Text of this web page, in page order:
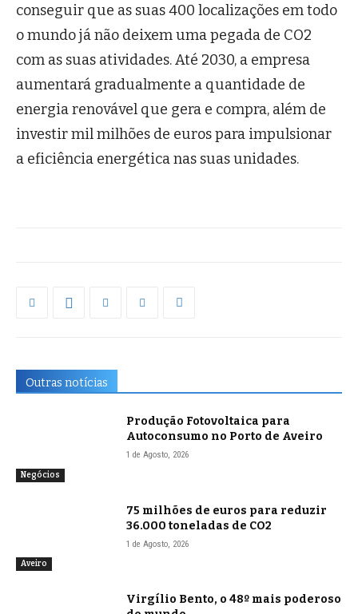
conseguir que as suas 400 localizações em todo
o mundo já não deixem uma pegada de CO2
com as suas atividades. Até 2030, a empresa
aumentará gradualmente a quantidade de
energia renovável que gera e compra, além de
investir mil milhões de euros para impulsionar
a eficiência energética nas suas unidades.
Outras notícias
Negócios
Produção Fotovoltaica para
Autoconsumo no Porto de Aveiro
1 de Agosto, 2026
Aveiro
75 milhões de euros para reduzir
36.000 toneladas de CO2
1 de Agosto, 2026
Virgílio Bento, o 48º mais poderoso